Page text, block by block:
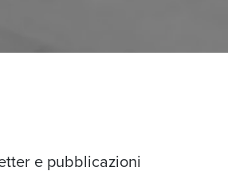
e pubblicazioni